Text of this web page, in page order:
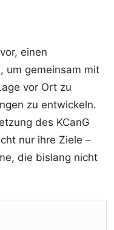
einen
um gemeinsam mit
vor Ort zu
zu entwickeln.
des KCanG
nur ihre Ziele –
die bislang nicht